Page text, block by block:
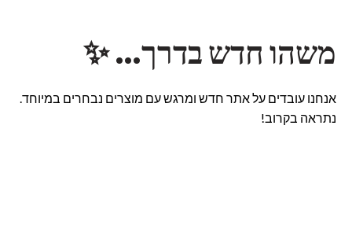
משהו חדש בדרך… ✨
אנחנו עובדים על אתר חדש ומרגש עם מוצרים נבחרים במיוחד.
נתראה בקרוב!